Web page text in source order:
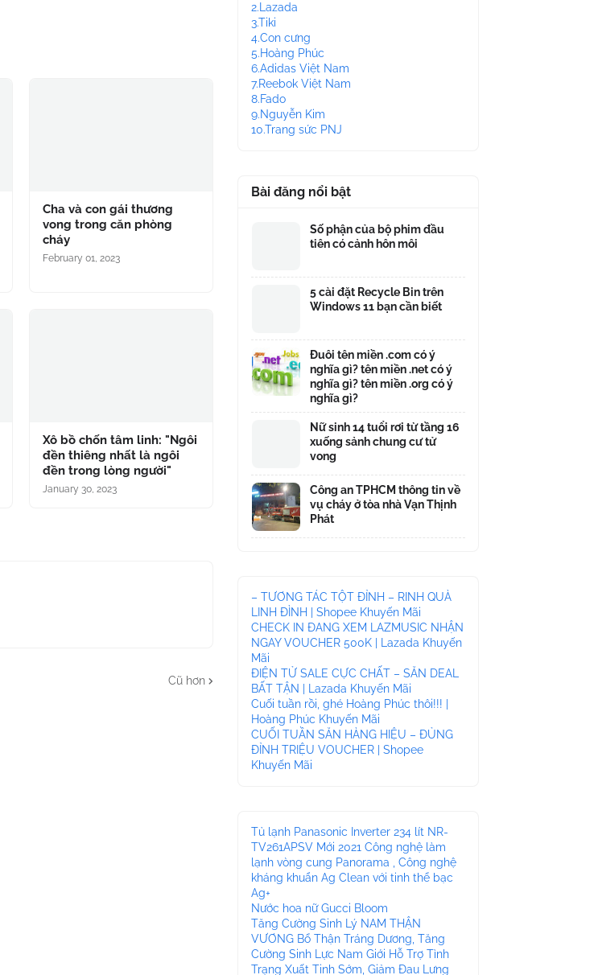
Cha và con gái thương
vong trong căn phòng
cháy
February 01, 2023
Xô bồ chốn tâm linh: "Ngôi
đền thiêng nhất là ngôi
đền trong lòng người"
January 30, 2023
Cũ hơn
2.Lazada
3.Tiki
4.Con cưng
5.Hoàng Phúc
6.Adidas Việt Nam
7.Reebok Việt Nam
8.Fado
9.Nguyễn Kim
10.Trang sức PNJ
Bài đăng nổi bật
Số phận của bộ phim đầu
tiên có cảnh hôn môi
5 cài đặt Recycle Bin trên
Windows 11 bạn cần biết
Đuôi tên miền .com có ý
nghĩa gì? tên miền .net có ý
nghĩa gì? tên miền .org có ý
nghĩa gì?
Nữ sinh 14 tuổi rơi từ tầng 16
xuống sảnh chung cư tử
vong
Công an TPHCM thông tin về
vụ cháy ở tòa nhà Vạn Thịnh
Phát
– TƯƠNG TÁC TỘT ĐỈNH – RINH QUÀ
LINH ĐÌNH | Shopee Khuyến Mãi
CHECK IN ĐANG XEM LAZMUSIC NHẬN
NGAY VOUCHER 500K | Lazada Khuyến
Mãi
ĐIỆN TỬ SALE CỰC CHẤT – SĂN DEAL
BẤT TẬN | Lazada Khuyến Mãi
Cuối tuần rồi, ghé Hoàng Phúc thôi!!! |
Hoàng Phúc Khuyến Mãi
CUỐI TUẦN SĂN HÀNG HIỆU – ĐỦNG
ĐỈNH TRIỆU VOUCHER | Shopee
Khuyến Mãi
Tủ lạnh Panasonic Inverter 234 lít NR-
TV261APSV Mới 2021 Công nghệ làm
lạnh vòng cung Panorama , Công nghệ
kháng khuẩn Ag Clean với tinh thể bạc
Ag+
Nước hoa nữ Gucci Bloom
Tăng Cường Sinh Lý NAM THẬN
VƯƠNG Bổ Thận Tráng Dương, Tăng
Cường Sinh Lực Nam Giới Hỗ Trợ Tình
Trạng Xuất Tinh Sớm, Giảm Đau Lưng